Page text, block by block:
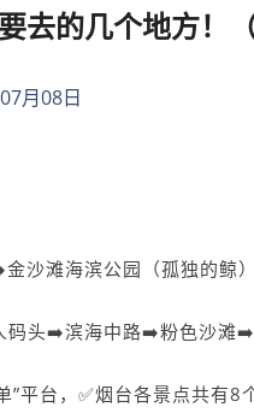
去的几个地方！
07月08日
沙滩海滨公园（孤独的
码头➡️滨海中路➡️粉色沙滩
”平台，✅烟台各景点共有8